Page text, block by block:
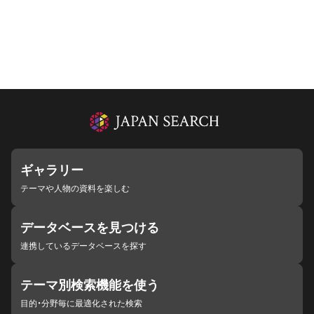
ギャラリー
テーマや人物の資料を楽しむ
データベースを見つける
連携しているデータベースを探す
テーマ別検索機能を使う
目的・分野毎に最適化された検索